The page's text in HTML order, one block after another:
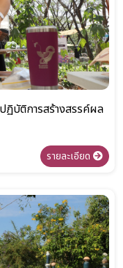
บัติการสร้างสรรค์ผล
รายละเอียด